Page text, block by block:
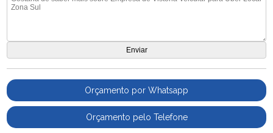
Orçamento por Whatsapp
Orçamento pelo Telefone